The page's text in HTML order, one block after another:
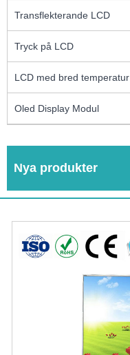
Transflekterande LCD
Tryck på LCD
LCD med bred temperatur
Oled Display Modul
Nya produkter